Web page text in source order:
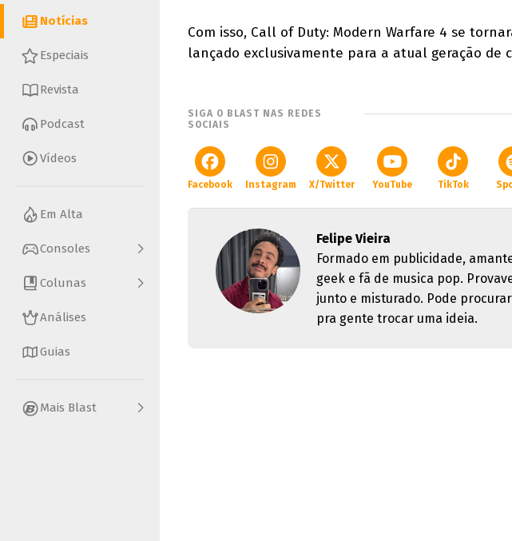
Notícias
Especiais
Revista
Podcast
Vídeos
Em Alta
Consoles
Colunas
Análises
Guias
Mais Blast
Com isso, Call of Duty: Modern Warfare 4 se
lançado exclusivamente para a atual geração de
SIGA O BLAST NAS REDES
SOCIAIS
Facebook Instagram X/Twitter YouTube TikTok
Felipe Vieira
Formado em publicidade,
geek e fã de musica pop.
junto e misturado. Pode
pra gente trocar uma ideia.